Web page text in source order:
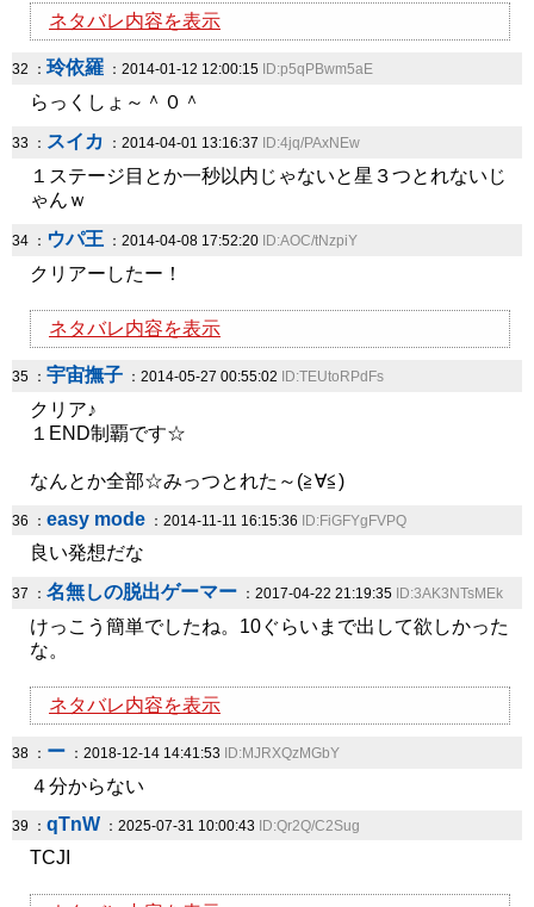
ネタバレ内容を表示
32 ： 玲依羅 ：2014-01-12 12:00:15 ID:p5qPBwm5aE
らっくしょ～＾０＾
33 ： スイカ ：2014-04-01 13:16:37 ID:4jq/PAxNEw
１ステージ目とか一秒以内じゃないと星３つとれないじ
ゃんｗ
34 ： ウパ王 ：2014-04-08 17:52:20 ID:AOC/tNzpiY
クリアーしたー！
ネタバレ内容を表示
35 ： 宇宙撫子 ：2014-05-27 00:55:02 ID:TEUtoRPdFs
クリア♪
１END制覇です☆
なんとか全部☆みっつとれた～(≧∀≦)
36 ： easy mode ：2014-11-11 16:15:36 ID:FiGFYgFVPQ
良い発想だな
37 ： 名無しの脱出ゲーマー ：2017-04-22 21:19:35 ID:3AK3NTsMEk
けっこう簡単でしたね。10ぐらいまで出して欲しかった
な。
ネタバレ内容を表示
38 ： ー ：2018-12-14 14:41:53 ID:MJRXQzMGbY
４分からない
39 ： qTnW ：2025-07-31 10:00:43 ID:Qr2Q/C2Sug
TCJI